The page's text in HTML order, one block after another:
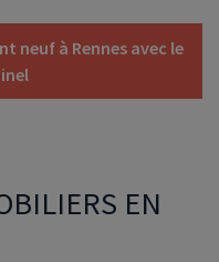
neuf à Rennes avec le
EN